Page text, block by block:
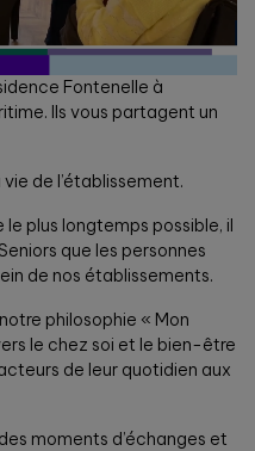
Fontenelle à
Ils vous partagent un
de l’établissement.
plus longtemps possible, il
que les personnes
de nos établissements.
philosophie « Mon
le chez soi et le bien-être
de leur quotidien aux
moments d’échanges et